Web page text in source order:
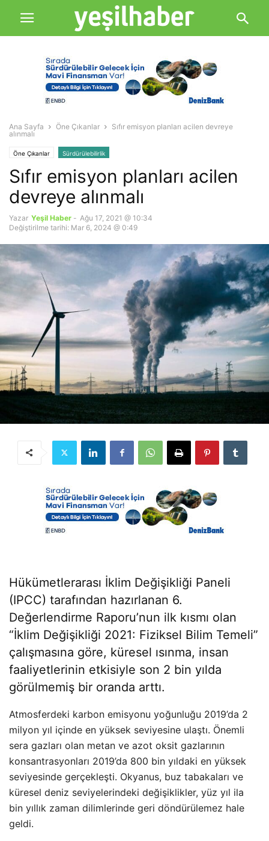
Ana Sayfa Öne Çıkanlar
Sıfır emisyon planları acilen devreye
alınmalı
Öne Çıkanlar Sürdürülebilirlik
Sıfır emisyon planları acilen
devreye alınmalı
Yazar Yeşil Haber - Ağu 17, 2021 @ 10:34
Değiştirilme tarihi: Mar 6, 2024 @ 0:49
Hükümetlerarası İklim Değişikliği Paneli
(IPCC) tarafından hazırlanan 6.
Değerlendirme Raporu’nun ilk kısmı olan
“İklim Değişikliği 2021: Fiziksel Bilim Temeli”
çalışmasına göre, küresel ısınma, insan
faaliyetlerinin etkisiyle son 2 bin yılda
görülmemiş bir oranda arttı.
Atmosferdeki karbon emisyonu yoğunluğu 2019’da 2
milyon yıl içinde en yüksek seviyesine ulaştı. Önemli
sera gazları olan metan ve azot oksit gazlarının
konsantrasyonları 2019’da 800 bin yıldaki en yüksek
seviyesinde gerçekleşti. Okyanus, buz tabakaları ve
küresel deniz seviyelerindeki değişiklikler, yüz yıl ila
bin yıllık zaman dilimlerinde geri döndürülemez hale
geldi.